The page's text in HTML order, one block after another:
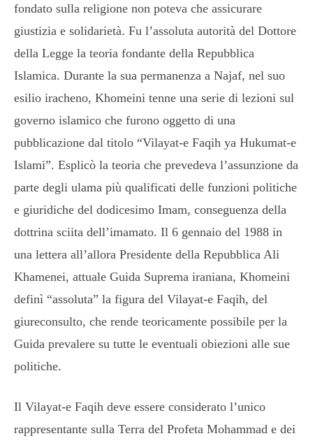
fondato sulla religione non poteva che assicurare
giustizia e solidarietà. Fu l’assoluta autorità del Dottore
della Legge la teoria fondante della Repubblica
Islamica. Durante la sua permanenza a Najaf, nel suo
esilio iracheno, Khomeini tenne una serie di lezioni sul
governo islamico che furono oggetto di una
pubblicazione dal titolo “Vilayat-e Faqih ya Hukumat-e
Islami”. Esplicò la teoria che prevedeva l’assunzione da
parte degli ulama più qualificati delle funzioni politiche
e giuridiche del dodicesimo Imam, conseguenza della
dottrina sciita dell’imamato. Il 6 gennaio del 1988 in
una lettera all’allora Presidente della Repubblica Ali
Khamenei, attuale Guida Suprema iraniana, Khomeini
definì “assoluta” la figura del Vilayat-e Faqih, del
giureconsulto, che rende teoricamente possibile per la
Guida prevalere su tutte le eventuali obiezioni alle sue
politiche.
Il Vilayat-e Faqih deve essere considerato l’unico
rappresentante sulla Terra del Profeta Mohammad e dei